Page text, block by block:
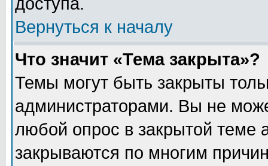
Вернуться к началу
Что значит «Тема закрыта»?
Темы могут быть закрыты
администраторами. Вы не
любой опрос в закрытой теме
закрываются по многим